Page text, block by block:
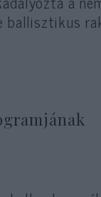
ballisztikus